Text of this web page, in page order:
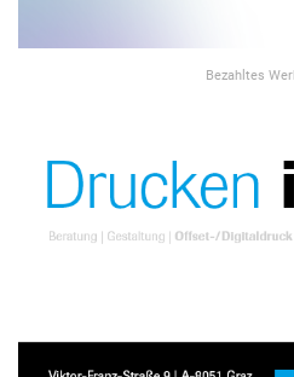
Bezahltes